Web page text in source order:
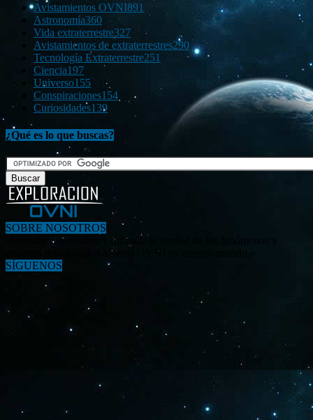
Avistamientos OVNI891
Astronomía360
Vida extraterrestre327
Avistamientos de extraterrestres290
Tecnología Extraterrestre251
Ciencia197
Universo155
Conspiraciones154
Curiosidades139
¿Qué es lo que buscas?
SOBRE NOSOTROS
«Investigar, descubrir y difundir la verdad de los fenómenos y
enigmas relacionados al tema OVNI en nuestro mundo.»
SÍGUENOS